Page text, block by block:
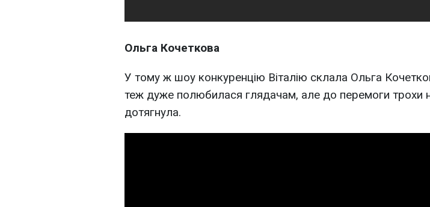
Ольга Кочеткова
У тому ж шоу конкуренцію Віталію склала Ольга
теж дуже полюбилася глядачам, але до перемоги трохи
дотягнула.